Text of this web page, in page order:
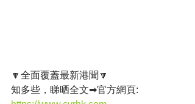
🔽全面覆蓋最新港聞🔽
知多些，睇晒全文➡官方網頁: